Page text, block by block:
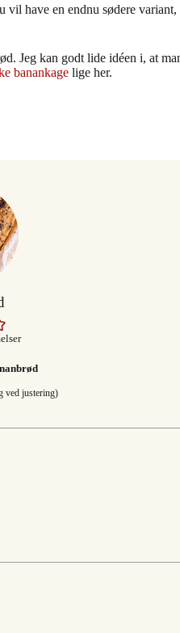
have en endnu sødere
Jeg kan godt lide idéen i, at
banankage lige her.
ved justering)